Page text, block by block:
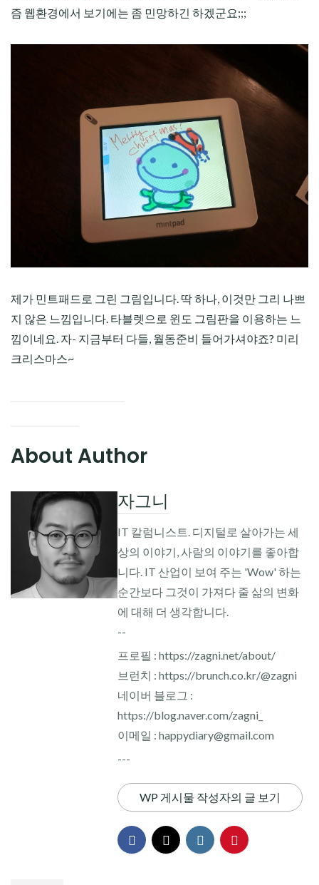
즘 웹환경에서 보기에는 좀 민망하긴 하겠군요;;;
제가 민트패드로 그린 그림입니다. 딱 하나, 이것만 그리 나쁘
지 않은 느낌입니다. 타블렛으로 윈도 그림판을 이용하는 느
낌이네요. 자- 지금부터 다들, 월동준비 들어가셔야죠? 미리
크리스마스~
About Author
자그니
IT 칼럼니스트. 디지털로 살아가는 세
상의 이야기, 사람의 이야기를 좋아합
니다. IT 산업이 보여 주는 'Wow' 하는
순간보다 그것이 가져다 줄 삶의 변화
에 대해 더 생각합니다.
--
프로필 : https://zagni.net/about/
브런치 : https://brunch.co.kr/@zagni
네이버 블로그 :
https://blog.naver.com/zagni_
이메일 : happydiary@gmail.com
---
WP 게시물 작성자의 글 보기